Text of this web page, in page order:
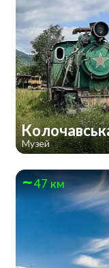
Музей
47 км